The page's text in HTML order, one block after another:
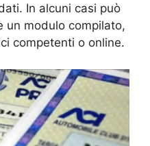
In alcuni casi può
un modulo compilato,
competenti o online.